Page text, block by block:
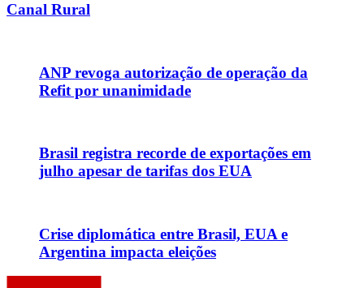
Canal Rural
ANP revoga autorização de operação da
Refit por unanimidade
Brasil registra recorde de exportações em
julho apesar de tarifas dos EUA
Crise diplomática entre Brasil, EUA e
Argentina impacta eleições